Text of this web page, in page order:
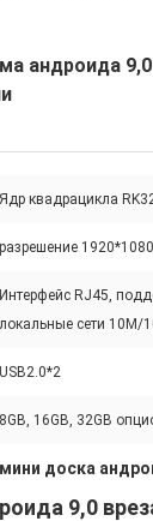
андроида
Ядр квадрацикла
разрешение
Интерфейс RJ45,
локальные сети 10M/
USB2.0*2
8GB, 16GB, 32GB
мини доска
9,0